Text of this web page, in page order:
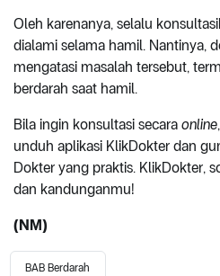
Oleh karenanya, selalu
dialami selama hamil. Nantinya,
mengatasi masalah tersebut,
berdarah saat hamil.
Bila ingin konsultasi secara online
unduh aplikasi KlikDokter dan
Dokter yang praktis. KlikDokter,
dan kandunganmu!
(NM)
BAB Berdarah